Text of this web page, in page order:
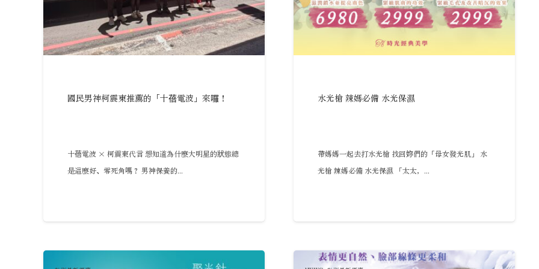
國民男神柯震東推薦的「十蓓電波」來囉！
十蓓電波 × 柯震東代言 想知道為什麼大明星的狀態總
是這麼好、零死角嗎？ 男神保養的...
水光槍 辣媽必備 水光保濕
帶媽媽一起去打水光槍 找回妳們的「母女發光肌」 水
光槍 辣媽必備 水光保濕 「太太，...